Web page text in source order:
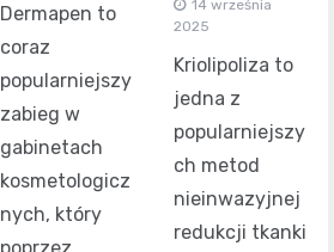
Dermapen to
coraz
popularniejszy
zabieg w
gabinetach
kosmetologicz
nych, który
14 września
2025
Kriolipoliza to
jedna z
popularniejszy
ch metod
nieinwazyjnej
redukcji tkanki